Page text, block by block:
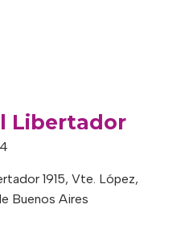
Libertador
1915, Vte. López,
Buenos Aires